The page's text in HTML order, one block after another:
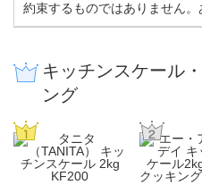
約束するものではありません。
キッチンスケール
ング